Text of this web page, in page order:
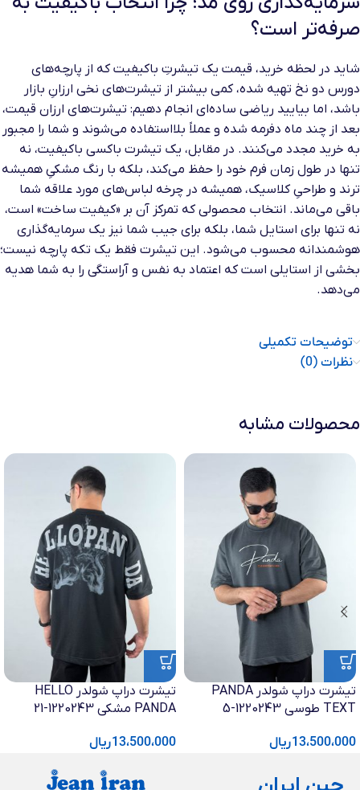
صرفه‌تر است؟
شاید در لحظه خرید، قیمت یک تیشرتِ باکیفیت که از پارچه‌های
دورس دو نخ تهیه شده، کمی بیشتر از تیشرت‌های نخی ارزانِ بازار
باشد، اما بیایید ریاضی ساده‌ای انجام دهیم: تیشرت‌های ارزان قیمت،
بعد از چند ماه دفرمه شده و عملاً بلااستفاده می‌شوند و شما را مجبور
به خرید مجدد می‌کنند. در مقابل، یک تیشرت باکسی باکیفیت، نه
تنها در طول زمان فرم خود را حفظ می‌کند، بلکه با رنگ مشکیِ همیشه
ترند و طراحیِ کلاسیک، همیشه در چرخه لباس‌های مورد علاقه شما
باقی می‌ماند. انتخاب محصولی که تمرکز آن بر «کیفیت ساخت» است،
نه تنها برای استایل شما، بلکه برای جیب شما نیز یک سرمایه‌گذاری
هوشمندانه محسوب می‌شود. این تیشرت فقط یک تکه پارچه نیست؛
بخشی از استایلی است که اعتماد به نفس و آراستگی را به شما هدیه
می‌دهد.
توضیحات تکمیلی
نظرات (0)
محصولات مشابه
تیشرت دراپ شولدر PANDA
TEXT طوسی 1220243-5
13،500،000ریال
تیشرت دراپ شولدر HELLO
PANDA مشکی 1220243-21
13،500،000ریال